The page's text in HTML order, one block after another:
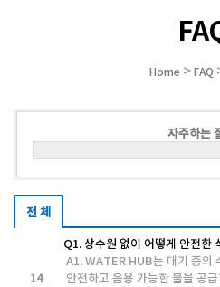
Home > FAQ
자주하는
전 체
14
Q1. 상수원 없이 어떻게 안전한
A1. WATER HUB는 대기 중의
안전하고 음용 가능한 물을 공